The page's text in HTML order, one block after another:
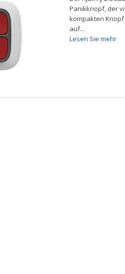
Panikknopf, der
kompakten
auf...
Lesen Sie mehr